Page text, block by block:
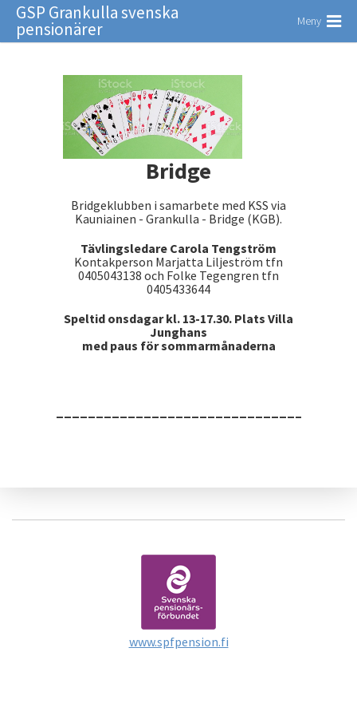
GSP Grankulla svenska
pensionärer Meny
Bridge
Bridgeklubben i samarbete med KSS via
Kauniainen - Grankulla - Bridge (KGB).
Tävlingsledare Carola Tengström
Kontakperson Marjatta Liljeström tfn
0405043138 och Folke Tegengren tfn
0405433644
Speltid onsdagar kl. 13-17.30. Plats Villa
Junghans
med paus för sommarmånaderna
www.spfpension.fi